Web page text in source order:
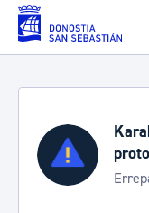
Eduki nagusira joan